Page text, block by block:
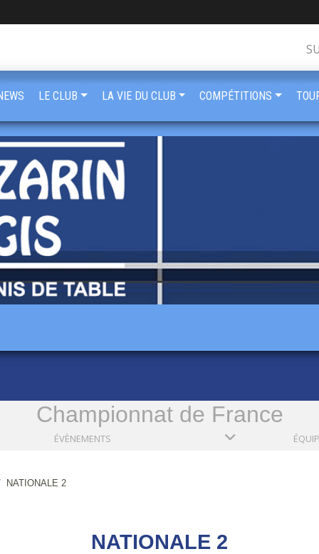
Championnat de France
ÉVÈNEMENTS
NATIONALE 2
NATIONALE 2
LE CLUB LA VIE DU CLUB COMPÉTITIONS